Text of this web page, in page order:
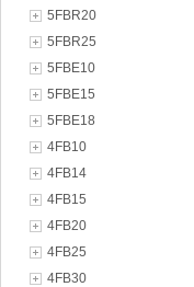
5FBR20
5FBR25
5FBE10
5FBE15
5FBE18
4FB10
4FB14
4FB15
4FB20
4FB25
4FB30